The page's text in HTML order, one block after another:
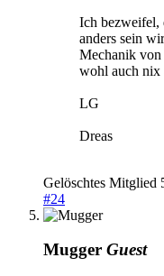
Ich bezweifel,
anders sein
Mechanik von
wohl auch nix
LG
Dreas
Gelöschtes Mitglied
#24
Mugger Guest